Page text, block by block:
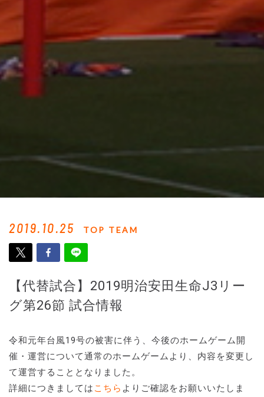
2019.10.25 TOP TEAM
【代替試合】2019明治安田生命J3リー
グ第26節 試合情報
令和元年台風19号の被害に伴う、今後のホームゲーム開
催・運営について通常のホームゲームより、内容を変更し
て運営することとなりました。
詳細につきましては こちら よりご確認をお願いいたしま